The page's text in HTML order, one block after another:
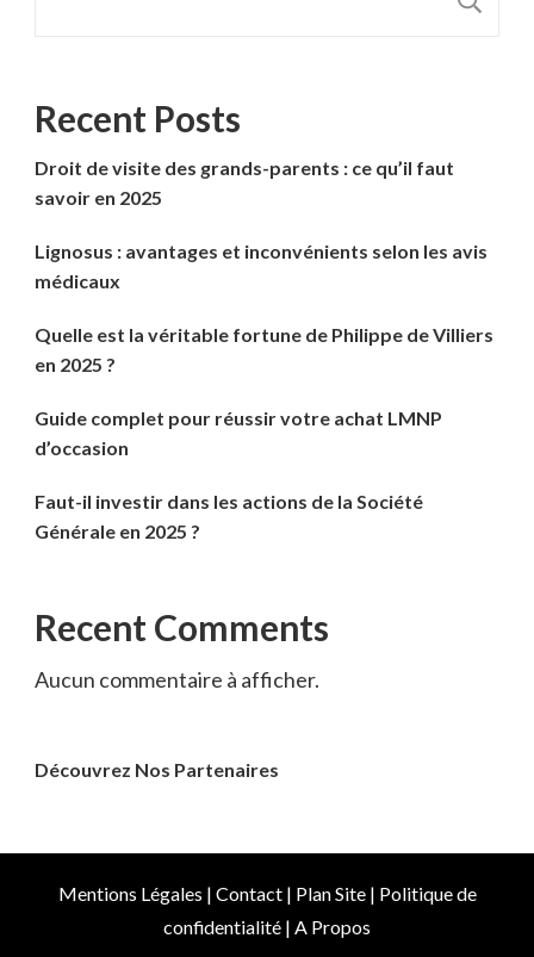
Recent Posts
Droit de visite des grands-parents : ce qu’il faut
savoir en 2025
Lignosus : avantages et inconvénients selon les avis
médicaux
Quelle est la véritable fortune de Philippe de Villiers
en 2025 ?
Guide complet pour réussir votre achat LMNP
d’occasion
Faut-il investir dans les actions de la Société
Générale en 2025 ?
Recent Comments
Aucun commentaire à afficher.
Découvrez Nos Partenaires
Mentions Légales | Contact| Plan Site| Politique de
confidentialité | A Propos